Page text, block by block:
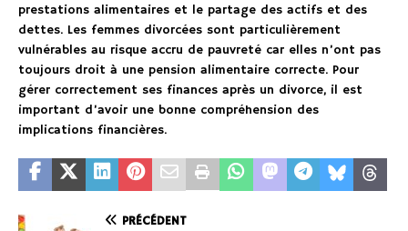
prestations alimentaires et le partage des actifs et des
dettes. Les femmes divorcées sont particulièrement
vulnérables au risque accru de pauvreté car elles n’ont pas
toujours droit à une pension alimentaire correcte. Pour
gérer correctement ses finances après un divorce, il est
important d’avoir une bonne compréhension des
implications financières.
PRÉCÉDENT